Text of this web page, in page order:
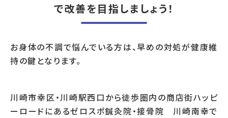
で改善を目指しましょう！
お身体の不調で悩んでいる方は、早めの対処が健康維
持の鍵となります。
川崎市幸区・川崎駅西口から徒歩圏内の商店街ハッピ
ーロードにあるゼロスポ鍼灸院・接骨院 川崎南幸で